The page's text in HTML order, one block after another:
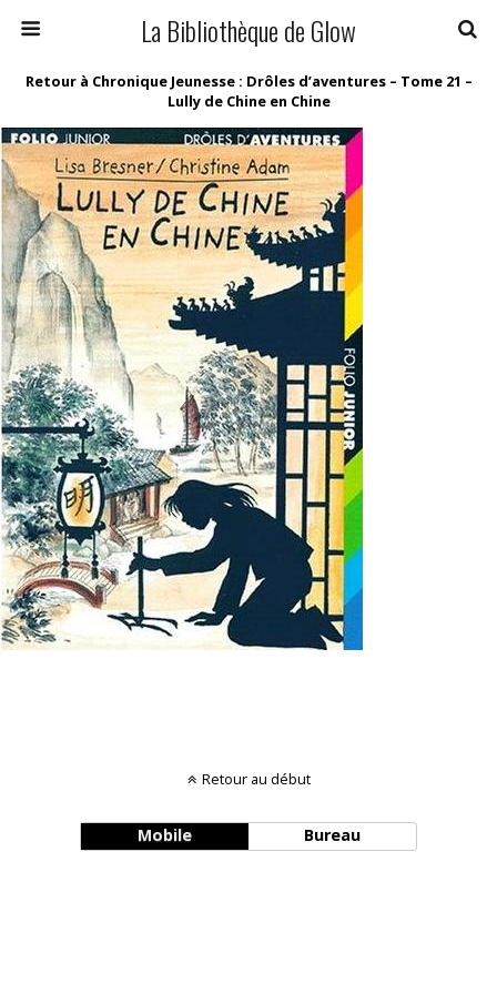
La Bibliothèque de Glow
Retour à Chronique Jeunesse : Drôles d’aventures – Tome 21 –
Lully de Chine en Chine
Retour au début
Mobile Bureau